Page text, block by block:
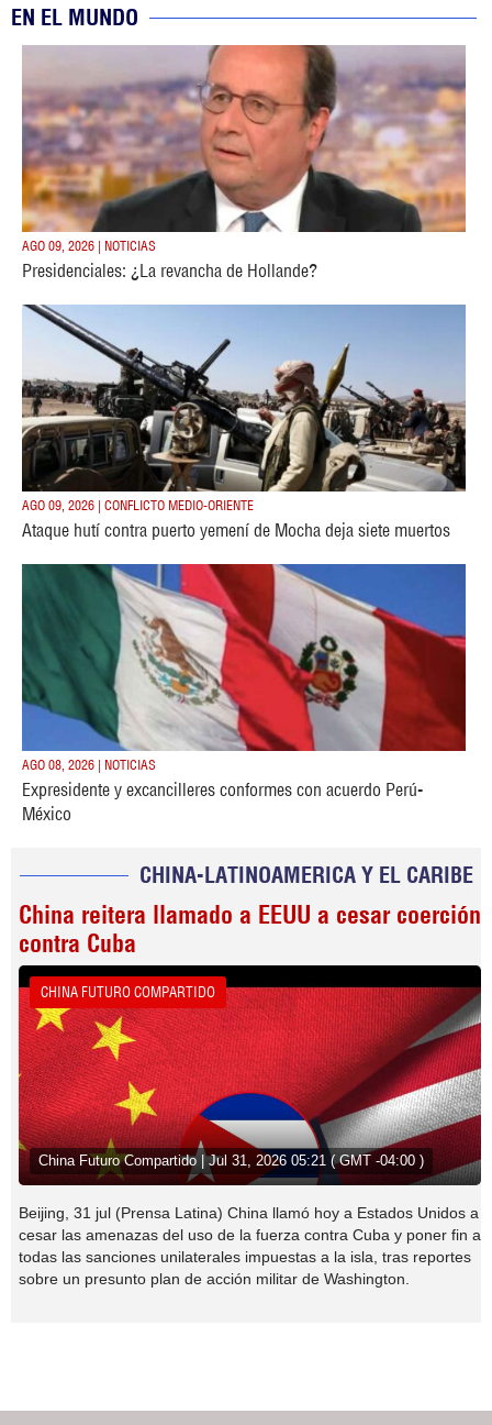
EN EL MUNDO
AGO 09, 2026 | NOTICIAS
Presidenciales: ¿La revancha de Hollande?
AGO 09, 2026 | CONFLICTO MEDIO-ORIENTE
Ataque hutí contra puerto yemení de Mocha deja siete muertos
AGO 08, 2026 | NOTICIAS
Expresidente y excancilleres conformes con acuerdo Perú-
México
CHINA-LATINOAMERICA Y EL CARIBE
China reitera llamado a EEUU a cesar coerción
contra Cuba
CHINA FUTURO COMPARTIDO
China Futuro Compartido | Jul 31, 2026 05:21 ( GMT -04:00 )
Beijing, 31 jul (Prensa Latina) China llamó hoy a Estados Unidos a
cesar las amenazas del uso de la fuerza contra Cuba y poner fin a
todas las sanciones unilaterales impuestas a la isla, tras reportes
sobre un presunto plan de acción militar de Washington.